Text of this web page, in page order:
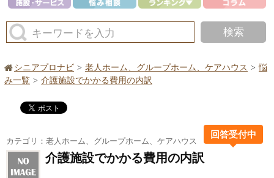
キーワードを入力 検索
シニアプロナビ 老人ホーム、グループホーム、ケアハウス
悩
み一覧
介護施設でかかる費用の内訳
カテゴリ：老人ホーム、グループホーム、ケアハウス
回答受付中
介護施設でかかる費用の内訳